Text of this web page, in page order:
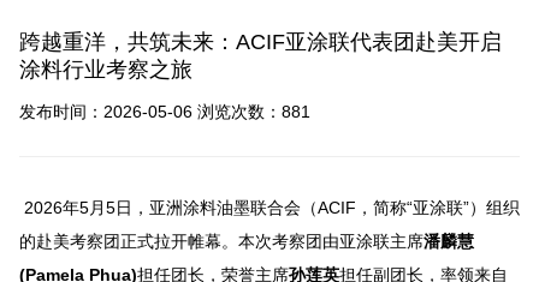
跨越重洋，共筑未来：ACIF亚涂联代表团赴美开启
涂料行业考察之旅
发布时间：2026-05-06 浏览次数： 881
2026年5月5日 ，亚洲涂料油墨联合会（ACIF ，简称“亚涂联”）组织
的赴美考察团正式拉开帷幕。本次考察团由亚涂联主席潘麟慧
(Pamela Phua)担任团长，荣誉主席孙莲英担任副团长，率领来自